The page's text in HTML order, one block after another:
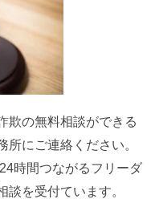
欺の無料相談ができる
にご連絡ください。
時間つながるフリーダ
を受付ています。